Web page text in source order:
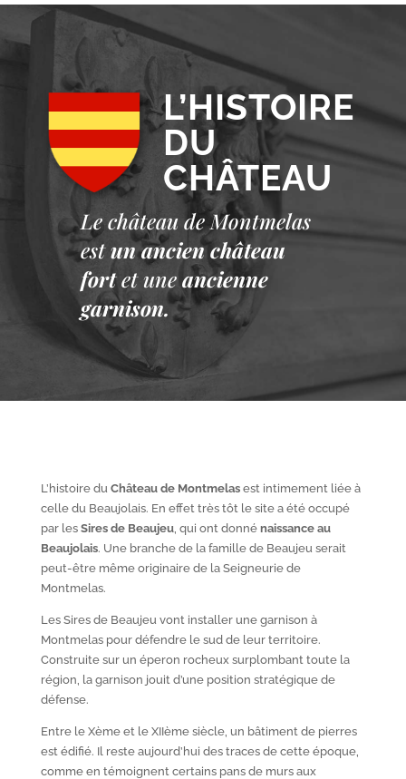
L’HISTOIRE
DU
CHÂTEAU
Le château de Montmelas
est un ancien château
fort et une ancienne
garnison.
L’histoire duChâteau de Montmelasest intimement liée à
celle du Beaujolais. En effet très tôt le site a été occupé
par les Sires de Beaujeu, qui ont donné naissance au
Beaujolais. Une branche de la famille de Beaujeu serait
peut-être même originaire de la Seigneurie de
Montmelas.
Les Sires de Beaujeu vont installer une garnison à
Montmelas pour défendre le sud de leur territoire.
Construite sur un éperon rocheux surplombant toute la
région, la garnison jouit d’une position stratégique de
défense.
Entre le Xèmeet le XIIèmesiècle, un bâtiment de pierres
est édifié. Il reste aujourd’hui des traces de cette époque,
comme en témoignent certains pans de murs aux